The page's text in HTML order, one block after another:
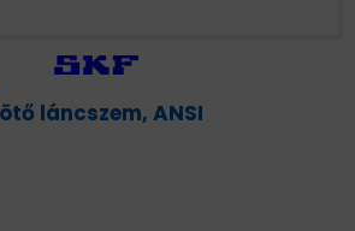
láncszem, ANSI